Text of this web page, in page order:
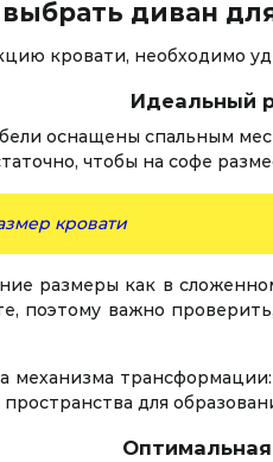
диван
кровати, необходимо
Идеальный
оснащены спальным
чтобы на софе
кровати
размеры как в
поэтому важно
для